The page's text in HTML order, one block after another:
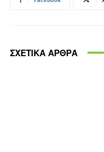
ΣΧΕΤΙΚΑ ΑΡΘΡΑ